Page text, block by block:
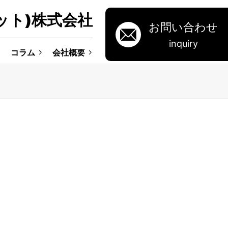
ト)株式会社
コラム 会社概要
お問い合わせ
inquiry